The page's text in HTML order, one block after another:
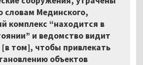
словам Мединского,
комплекс “находится в
и ведомство видит
том], чтобы привлекать
объектов